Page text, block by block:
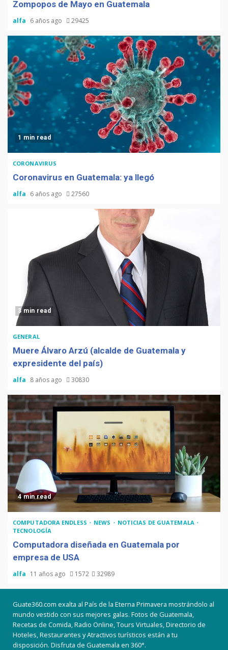
Zompopos de Mayo en Guatemala
alfa 6 años ago 29425
1 min read
CORONAVIRUS
Coronavirus en Guatemala: ya llegó
alfa 6 años ago 27560
3 min read
GENERAL
Muere Álvaro Arzú (alcalde de Guatemala y
expresidente del país)
alfa 8 años ago 30830
4 min read
COMPUTADORA ENDLESS NEWS
NOTICIAS DE GUATEMALA
TECNOLOGÍA
Computadora diseñada en Guatemala por
empresa de USA
alfa 11 años ago 1572 32989
Guate360.com exalta al País de la Eterna Primavera mostrándolo al
mundo vestido con sus mejores galas. Fotos de Guatemala,
Recetas de Comida, Radio Online, Tours Virtuales, Directorio de
Hoteles, Restaurantes y Atractivos turísticos están a tu
disposición. Disfruta de Guatemala en 360°.